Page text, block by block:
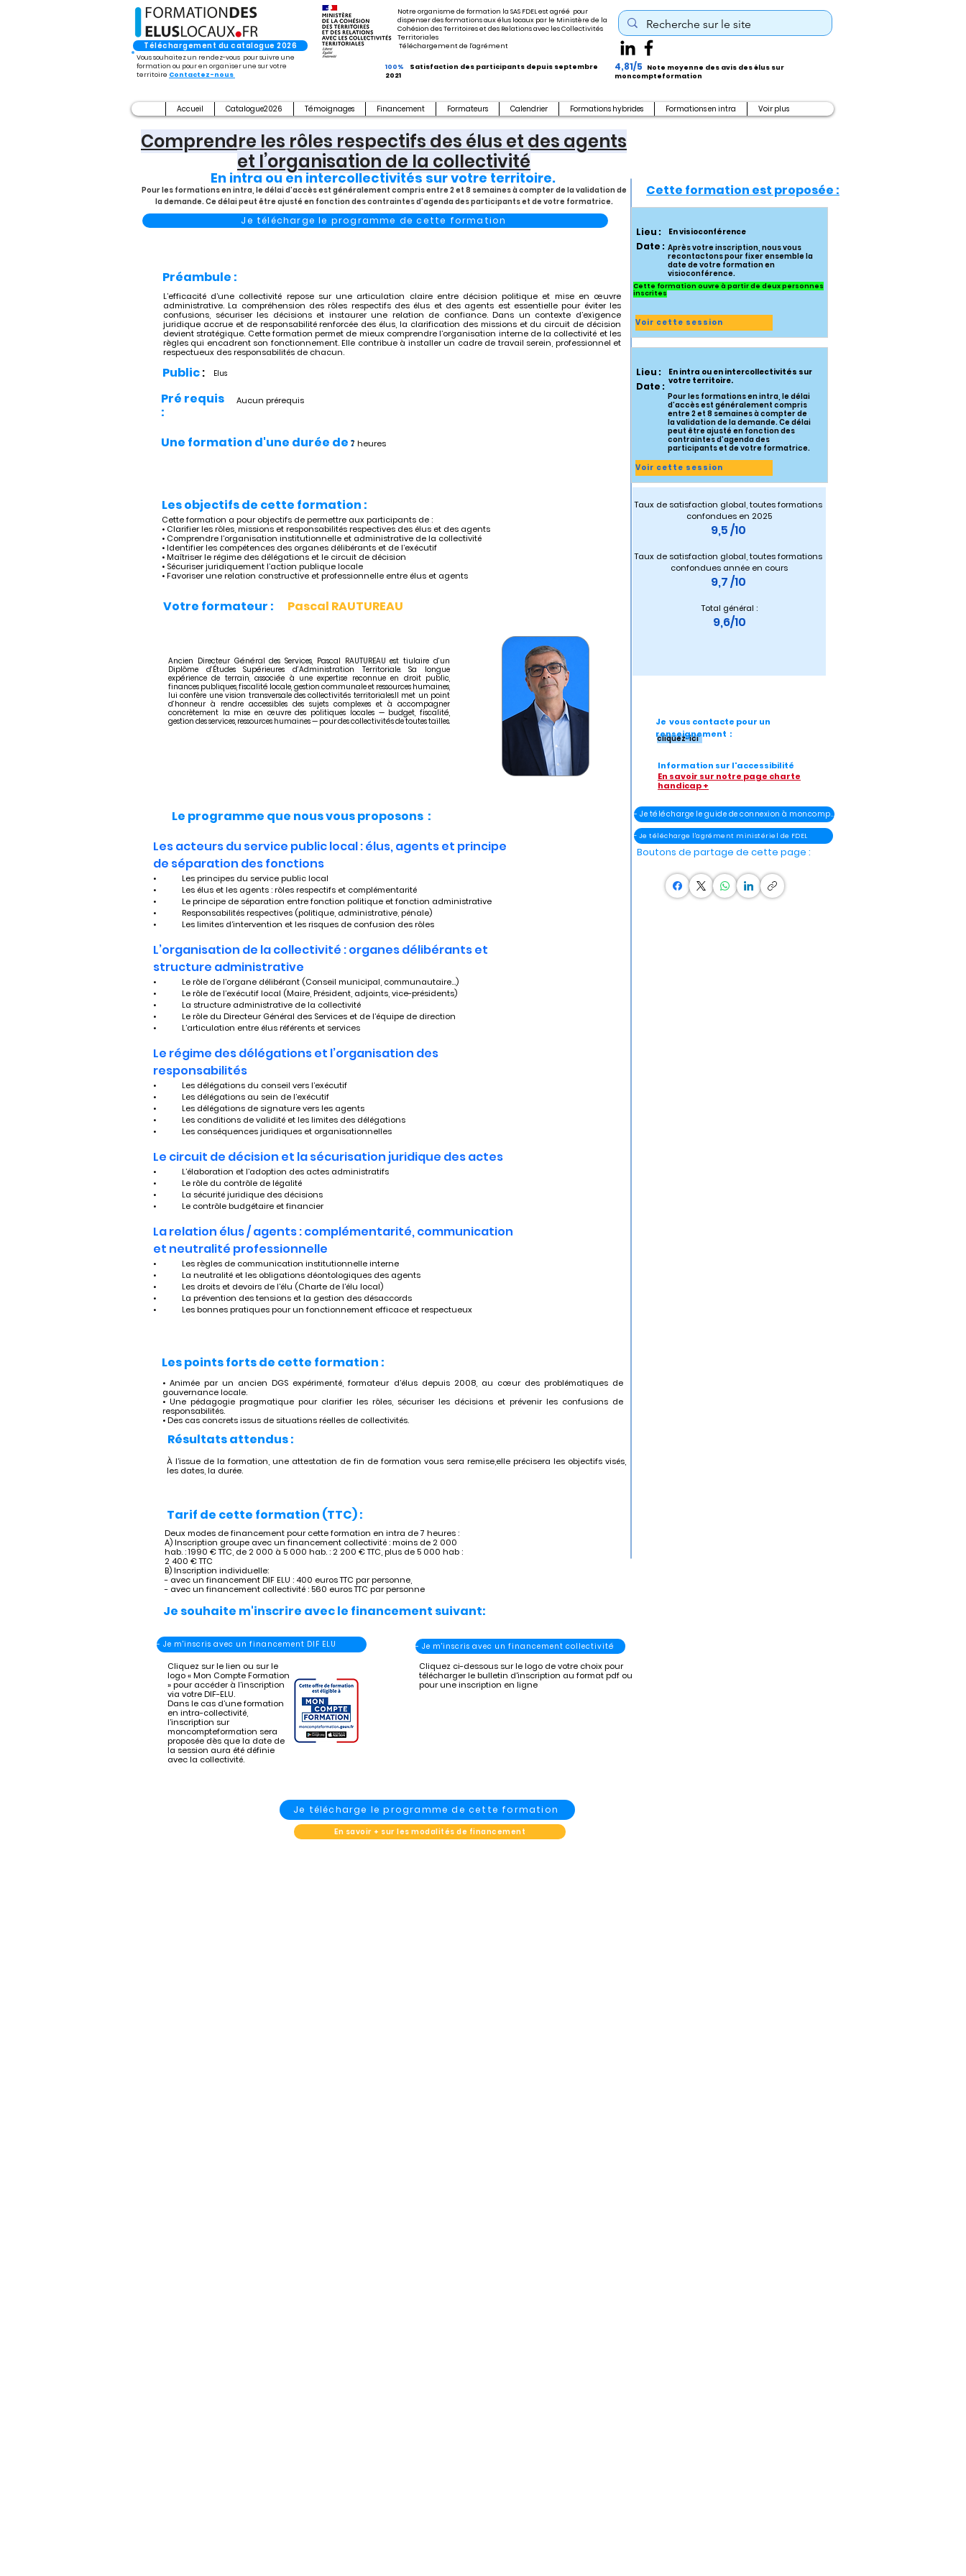
Téléchargement du catalogue 2026
Vous souhaitez un rendez-vous pour suivre une
formation ou pour en organiser une sur votre
territoire Contactez-nous
Notre organisme de formation la SAS FDEL est agréé pour
dispenser des formations aux élus locaux par le Ministère de la
Cohésion des Territoires et des Relations avec les Collectivités
Territoriales
Téléchargement de l'agrément
100% Satisfaction des participants depuis septembre
2021
4,81/5
Note moyenne des avis des élus sur
moncompteformation
Accueil Catalogue2026 Témoignages Financement Formateurs Calendrier Formations hybrides Formations en intra Voir plus
Comprendre les rôles respectifs des élus et des agents
et l’organisation de la collectivité
En intra ou en intercollectivités sur votre territoire.
Pour les formations en intra, le délai d’accès est généralement compris entre 2 et 8 semaines à compter de la validation de
la demande. Ce délai peut être ajusté en fonction des contraintes d’agenda des participants et de votre formatrice.
Préambule :
L’efficacité d’une collectivité repose sur une articulation claire entre décision politique et mise en œuvre
administrative. La compréhension des rôles respectifs des élus et des agents est essentielle pour éviter les
confusions, sécuriser les décisions et instaurer une relation de confiance. Dans un contexte d’exigence
juridique accrue et de responsabilité renforcée des élus, la clarification des missions et du circuit de décision
devient stratégique. Cette formation permet de mieux comprendre l’organisation interne de la collectivité et les
règles qui encadrent son fonctionnement. Elle contribue à installer un cadre de travail serein, professionnel et
respectueux des responsabilités de chacun.
Public: Elus
Pré requis
:
Aucun prérequis
Une formation d'une durée de :7 heures
Les objectifs de cette formation :
Cette formation a pour objectifs de permettre aux participants de :
• Clarifier les rôles, missions et responsabilités respectives des élus et des agents
• Comprendre l’organisation institutionnelle et administrative de la collectivité
• Identifier les compétences des organes délibérants et de l’exécutif
• Maîtriser le régime des délégations et le circuit de décision
• Sécuriser juridiquement l’action publique locale
• Favoriser une relation constructive et professionnelle entre élus et agents
Votre formateur : Pascal RAUTUREAU
Ancien Directeur Général des Services, Pascal RAUTUREAU est tiulaire d’un
Diplôme d’Études Supérieures d’Administration Territoriale. Sa longue
expérience de terrain, associée à une expertise reconnue en droit public,
finances publiques, fiscalité locale, gestion communale et ressources humaines,
lui confère une vision transversale des collectivités territoriales.Il met un point
d’honneur à rendre accessibles des sujets complexes et à accompagner
concrètement la mise en œuvre des politiques locales — budget, fiscalité,
gestion des services, ressources humaines — pour des collectivités de toutes tailles.
Le programme que nous vous proposons :
Les acteurs du service public local : élus, agents et principe
de séparation des fonctions
•	Les principes du service public local
•	Les élus et les agents : rôles respectifs et complémentarité
•	Le principe de séparation entre fonction politique et fonction administrative
•	Responsabilités respectives (politique, administrative, pénale)
•	Les limites d’intervention et les risques de confusion des rôles
L’organisation de la collectivité : organes délibérants et
structure administrative
•	Le rôle de l’organe délibérant (Conseil municipal, communautaire…)
•	Le rôle de l’exécutif local (Maire, Président, adjoints, vice-présidents)
•	La structure administrative de la collectivité
•	Le rôle du Directeur Général des Services et de l’équipe de direction
•	L’articulation entre élus référents et services
Le régime des délégations et l’organisation des
responsabilités
•	Les délégations du conseil vers l’exécutif
•	Les délégations au sein de l’exécutif
•	Les délégations de signature vers les agents
•	Les conditions de validité et les limites des délégations
•	Les conséquences juridiques et organisationnelles
Le circuit de décision et la sécurisation juridique des actes
•	L’élaboration et l’adoption des actes administratifs
•	Le rôle du contrôle de légalité
•	La sécurité juridique des décisions
•	Le contrôle budgétaire et financier
La relation élus / agents : complémentarité, communication
et neutralité professionnelle
•	Les règles de communication institutionnelle interne
•	La neutralité et les obligations déontologiques des agents
•	Les droits et devoirs de l’élu (Charte de l’élu local)
•	La prévention des tensions et la gestion des désaccords
•	Les bonnes pratiques pour un fonctionnement efficace et respectueux
Les points forts de cette formation :
• Animée par un ancien DGS expérimenté, formateur d’élus depuis 2008, au cœur des problématiques de
gouvernance locale.
• Une pédagogie pragmatique pour clarifier les rôles, sécuriser les décisions et prévenir les confusions de
responsabilités.
• Des cas concrets issus de situations réelles de collectivités.
Résultats attendus :
À l’issue de la formation, une attestation de fin de formation vous sera remise,elle précisera les objectifs visés,
les dates, la durée.
Tarif de cette formation (TTC) :
Deux modes de financement pour cette formation en intra de 7 heures :
A) Inscription groupe avec un financement collectivité : moins de 2 000
hab. : 1990 € TTC, de 2 000 à 5 000 hab. : 2 200 € TTC, plus de 5 000 hab :
2 400 € TTC
B) Inscription individuelle:
- avec un financement DIF ELU : 400 euros TTC par personne,
- avec un financement collectivité : 560 euros TTC par personne
Je souhaite m'inscrire avec le financement suivant:
- Je m'inscris avec un financement DIF ELU - Je m'inscris avec un financement collectivité
Cliquez sur le lien ou sur le
logo « Mon Compte Formation
» pour accéder à l’inscription
via votre DIF-ELU.
Dans le cas d’une formation
en intra-collectivité,
l’inscription sur
moncompteformation sera
proposée dès que la date de
la session aura été définie
avec la collectivité.
Cliquez ci-dessous sur le logo de votre choix pour
télécharger le bulletin d'inscription au format pdf ou
pour une inscription en ligne
Je télécharge le programme de cette formation
En savoir + sur les modalités de financement
Je télécharge le programme de cette formation
Cette formation est proposée :
En visioconférence
Après votre inscription, nous vous
recontactons pour fixer ensemble la
date de votre formation en
visioconférence.
Lieu :
Date :
Cette formation ouvre à partir de deux personnes
inscrites
Voir cette session
En intra ou en intercollectivités sur
votre territoire.
Pour les formations en intra, le délai
d’accès est généralement compris
entre 2 et 8 semaines à compter de
la validation de la demande. Ce délai
peut être ajusté en fonction des
contraintes d’agenda des
participants et de votre formatrice.
Lieu :
Date :
Voir cette session
Taux de satisfaction global, toutes formations
confondues en 2025
9,5 /10
Taux de satisfaction global, toutes formations
confondues année en cours
9,7 /10
Total général :
9,6/10
cliquez-ici
Je vous contacte pour un
renseignement :
Information sur l'accessibilité
En savoir sur notre page charte
handicap +
- Je télécharge le guide de connexion à moncompteélu
- Je télécharge l'agrément ministériel de FDEL
Boutons de partage de cette page :